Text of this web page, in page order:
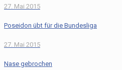
27. Mai 2015
Poseidon übt für die Bundesliga
27. Mai 2015
Nase gebrochen